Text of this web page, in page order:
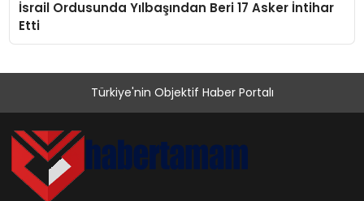
İsrail Ordusunda Yılbaşından Beri 17 Asker İntihar
Etti
Türkiye'nin Objektif Haber Portalı